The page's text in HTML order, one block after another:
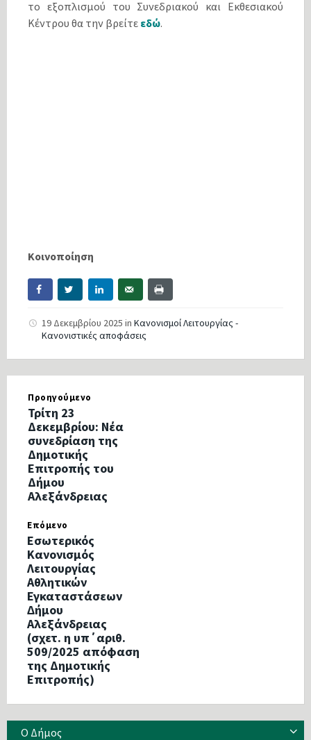
το εξοπλισμού του Συνεδριακού και Εκθεσιακού
Κέντρου θα την βρείτε εδώ.
Κοινοποίηση
19 Δεκεμβρίου 2025 in Κανονισμοί Λειτουργίας -
Κανονιστικές αποφάσεις
Προηγούμενο
Τρίτη 23
Δεκεμβρίου: Νέα
συνεδρίαση της
Δημοτικής
Επιτροπής του
Δήμου
Αλεξάνδρειας
Επόμενο
Εσωτερικός
Κανονισμός
Λειτουργίας
Αθλητικών
Εγκαταστάσεων
∆ήµου
Αλεξάνδρειας
(σχετ. η υπ΄αριθ.
509/2025 απόφαση
της Δημοτικής
Επιτροπής)
Ο Δήμος